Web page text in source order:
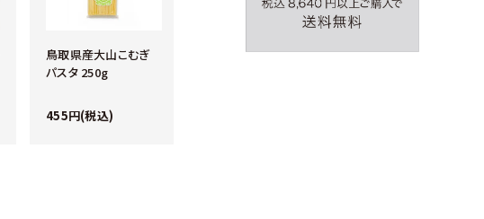
鳥取県産大山こむぎ
パスタ 250g
455円(税込)
鳥取県産大山こむぎ
魔法のベジパンケー